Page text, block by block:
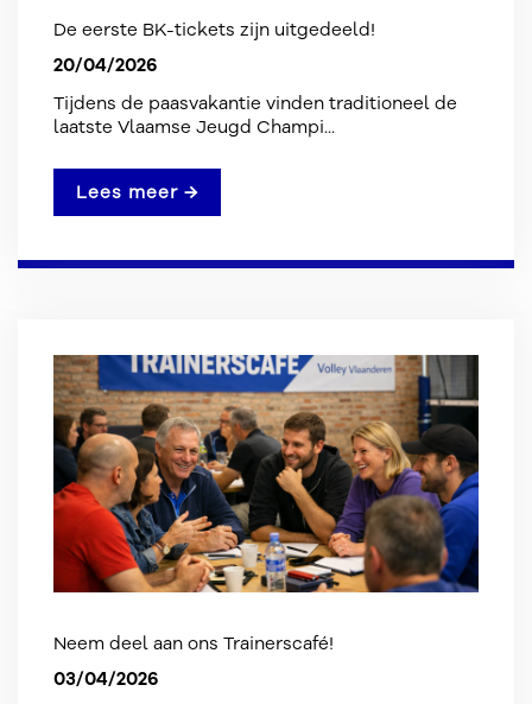
De eerste BK-tickets zijn uitgedeeld!
20/04/2026
Tijdens de paasvakantie vinden traditioneel de
laatste Vlaamse Jeugd Champi...
Lees meer →
Neem deel aan ons Trainerscafé!
03/04/2026